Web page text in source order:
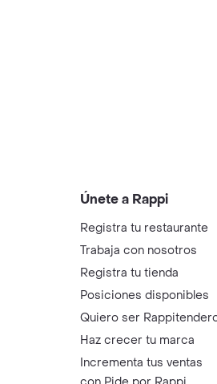
Únete a Rappi
Registra tu restaurante
Trabaja con nosotros
Registra tu tienda
Posiciones disponibles
Quiero ser
Haz crecer tu marca
Incrementa tus ventas